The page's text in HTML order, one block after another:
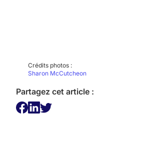
Crédits photos :
Sharon McCutcheon
Partagez cet article :